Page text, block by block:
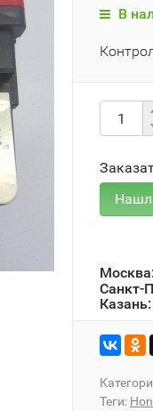
В
Москва:
Санкт-
Казань:
Теги: